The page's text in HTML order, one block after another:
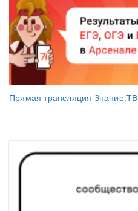
Прямая трансляция Знание.ТВ